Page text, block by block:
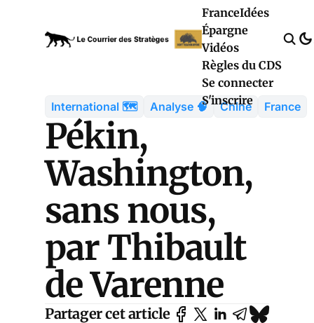
FranceIdées
Épargne
Vidéos
Règles du CDS
Se connecter
S'inscrire
International 🗺️ Analyse 🧠 Chine France
Pékin,
Washington,
sans nous,
par Thibault
de Varenne
Partager cet article